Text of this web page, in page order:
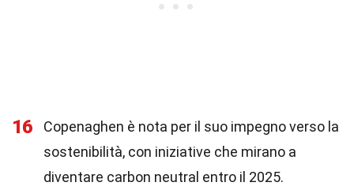
16
Copenaghen è nota per il suo impegno verso la
sostenibilità, con iniziative che mirano a
diventare carbon neutral entro il 2025.